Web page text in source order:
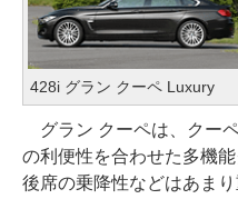
428i グラン クーペ Luxury
グラン クーペは、クー
の利便性を合わせた多機
後席の乗降性などはあま